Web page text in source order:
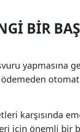
BIR
yapmasına
karşısında
için önemli bir